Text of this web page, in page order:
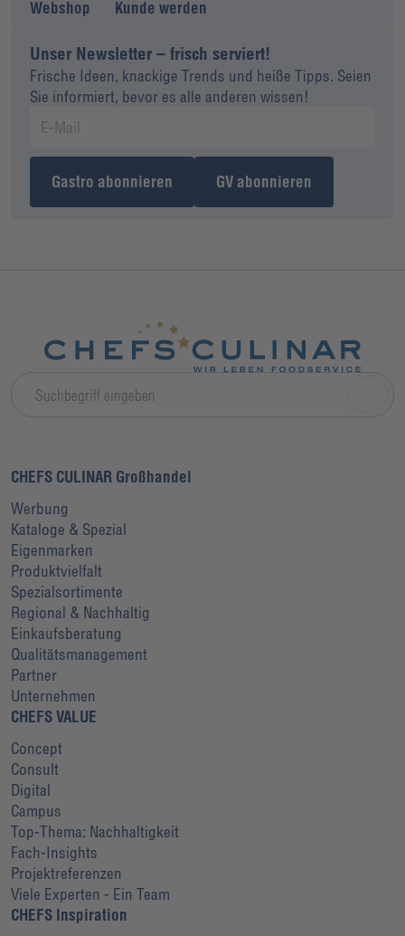
Webshop Kunde werden
Unser Newsletter – frisch serviert!
Frische Ideen, knackige Trends und heiße Tipps. Seien
Sie informiert, bevor es alle anderen wissen!
Gastro abonnieren GV abonnieren
CHEFS CULINAR Großhandel
Werbung
Kataloge & Spezial
Eigenmarken
Produktvielfalt
Spezialsortimente
Regional & Nachhaltig
Einkaufsberatung
Qualitätsmanagement
Partner
Unternehmen
CHEFS VALUE
Concept
Consult
Digital
Campus
Top-Thema: Nachhaltigkeit
Fach-Insights
Projektreferenzen
Viele Experten - Ein Team
CHEFS Inspiration